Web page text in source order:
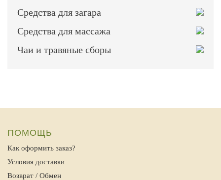
Средства для загара
Средства для массажа
Чаи и травяные сборы
ПОМОЩЬ
Как оформить заказ?
Условия доставки
Возврат / Обмен